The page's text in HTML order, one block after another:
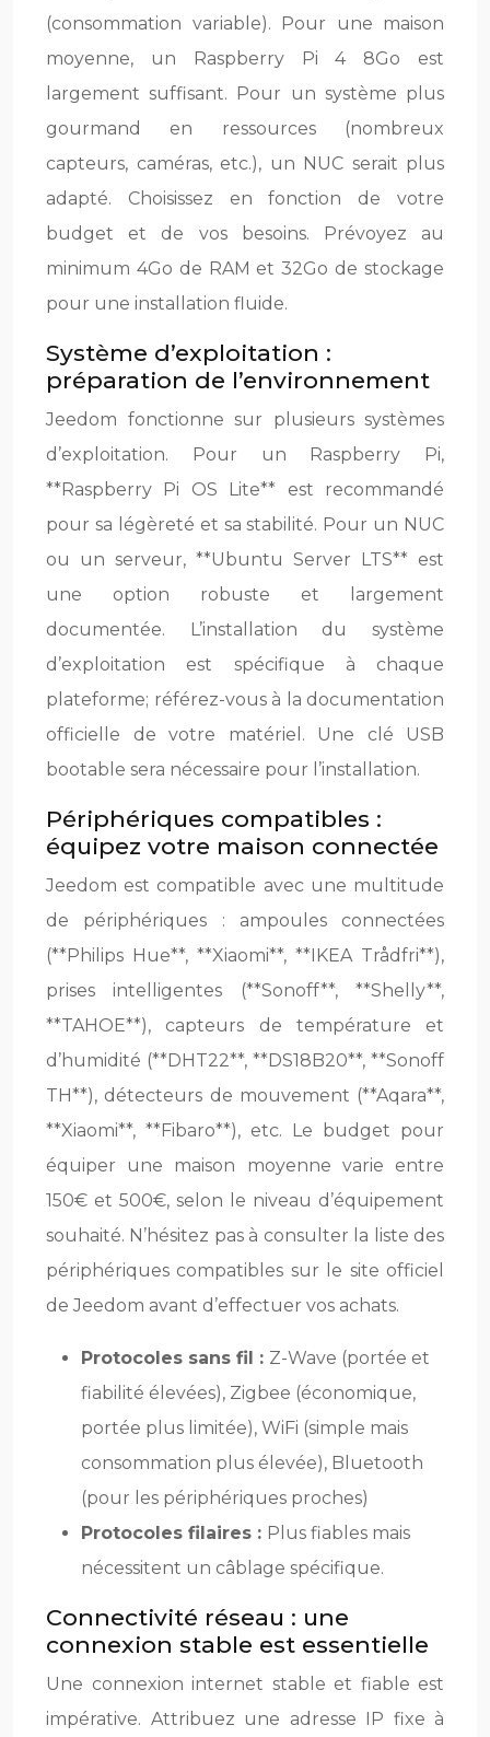
(consommation variable). Pour une maison
moyenne, un Raspberry Pi 4 8Go est
largement suffisant. Pour un système plus
gourmand en ressources (nombreux
capteurs, caméras, etc.), un NUC serait plus
adapté. Choisissez en fonction de votre
budget et de vos besoins. Prévoyez au
minimum 4Go de RAM et 32Go de stockage
pour une installation fluide.
Système d’exploitation :
préparation de l’environnement
Jeedom fonctionne sur plusieurs systèmes
d’exploitation. Pour un Raspberry Pi,
**Raspberry Pi OS Lite** est recommandé
pour sa légèreté et sa stabilité. Pour un NUC
ou un serveur, **Ubuntu Server LTS** est
une option robuste et largement
documentée. L’installation du système
d’exploitation est spécifique à chaque
plateforme; référez-vous à la documentation
officielle de votre matériel. Une clé USB
bootable sera nécessaire pour l’installation.
Périphériques compatibles :
équipez votre maison connectée
Jeedom est compatible avec une multitude
de périphériques : ampoules connectées
(**Philips Hue**, **Xiaomi**, **IKEA Trådfri**),
prises intelligentes (**Sonoff**, **Shelly**,
**TAHOE**), capteurs de température et
d’humidité (**DHT22**, **DS18B20**, **Sonoff
TH**), détecteurs de mouvement (**Aqara**,
**Xiaomi**, **Fibaro**), etc. Le budget pour
équiper une maison moyenne varie entre
150€ et 500€, selon le niveau d’équipement
souhaité. N’hésitez pas à consulter la liste des
périphériques compatibles sur le site officiel
de Jeedom avant d’effectuer vos achats.
Protocoles sans fil : Z-Wave (portée et
fiabilité élevées), Zigbee (économique,
portée plus limitée), WiFi (simple mais
consommation plus élevée), Bluetooth
(pour les périphériques proches)
Protocoles filaires : Plus fiables mais
nécessitent un câblage spécifique.
Connectivité réseau : une
connexion stable est essentielle
Une connexion internet stable et fiable est
impérative. Attribuez une adresse IP fixe à